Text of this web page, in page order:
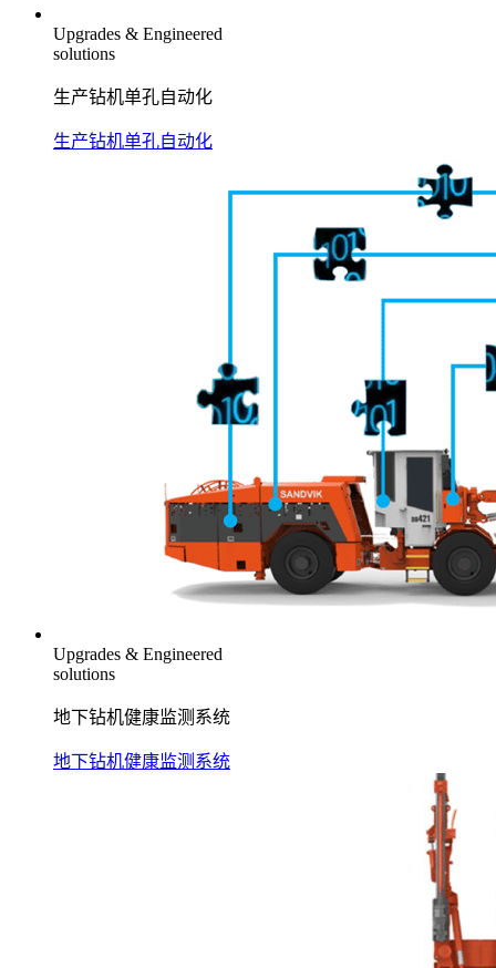
Upgrades & Engineered
solutions
生产钻机单孔自动化
生产钻机单孔自动化
Upgrades & Engineered
solutions
地下钻机健康监测系统
地下钻机健康监测系统